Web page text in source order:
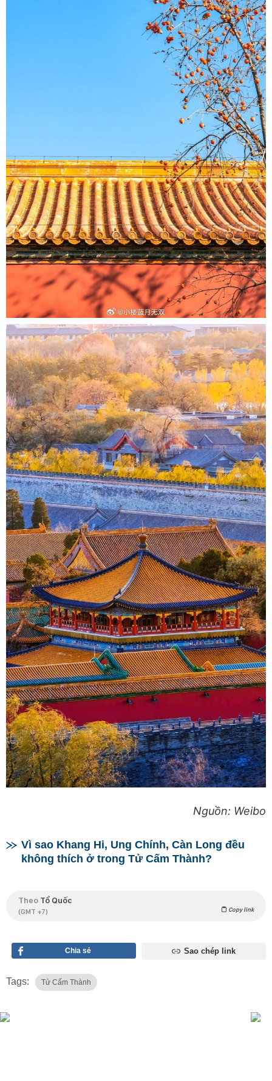
Nguồn: Weibo
Vì sao Khang Hi, Ung Chính, Càn Long đều
không thích ở trong Tử Cấm Thành?
Theo Tổ Quốc
(GMT +7) Copy link
Chia sẻ Sao chép link
Tags: Tử Cấm Thành